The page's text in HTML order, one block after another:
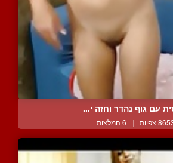
עם גוף נהדר וחזה י...
צפיות | 6 המלצות